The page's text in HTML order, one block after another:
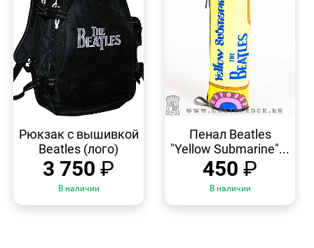
ПРОСМОТР
Рюкзак с вышивкой
Beatles (лого)
3 750 ₽
В наличии
ПРОСМОТР
Пенал Beatles
"Yellow Submarine"...
450 ₽
В наличии